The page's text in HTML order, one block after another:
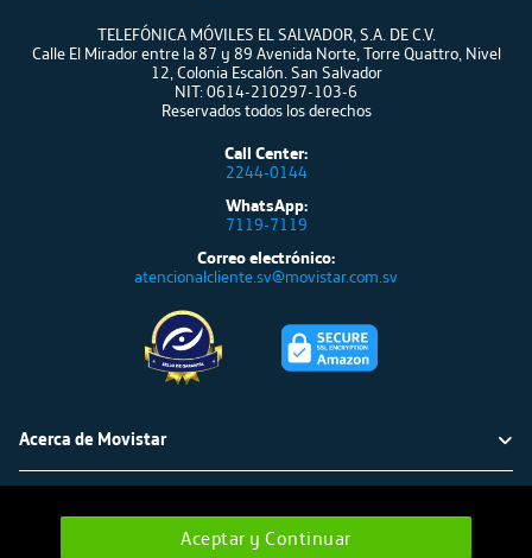
TELEFÓNICA MÓVILES EL SALVADOR, S.A. DE C.V.
Calle El Mirador entre la 87 y 89 Avenida Norte, Torre Quattro, Nivel
12, Colonia Escalón. San Salvador
NIT: 0614-210297-103-6
Reservados todos los derechos
Call Center:
2244-0144
WhatsApp:
7119-7119
Correo electrónico:
atencionalcliente.sv@movistar.com.sv
Acerca de Movistar
Atención al cliente
Aceptar y Continuar